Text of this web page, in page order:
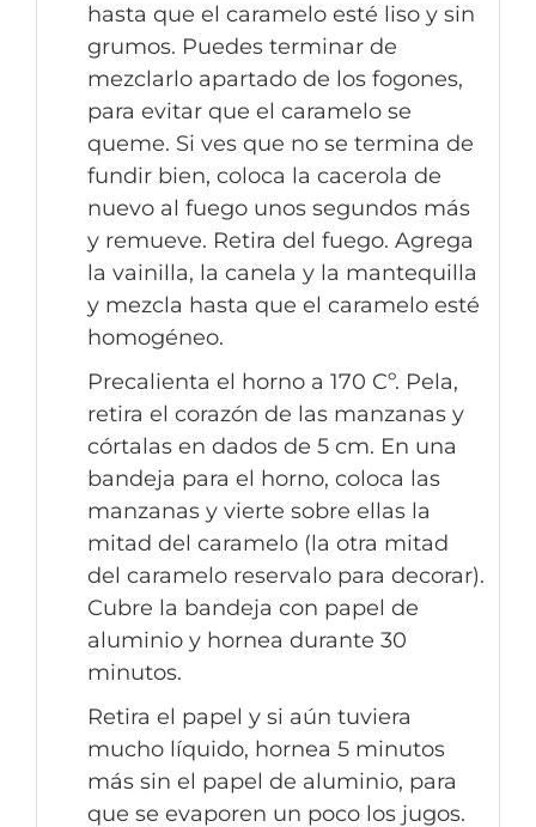
hasta que el caramelo esté liso y sin
grumos. Puedes terminar de
mezclarlo apartado de los fogones,
para evitar que el caramelo se
queme. Si ves que no se termina de
fundir bien, coloca la cacerola de
nuevo al fuego unos segundos más
y remueve. Retira del fuego. Agrega
la vainilla, la canela y la mantequilla
y mezcla hasta que el caramelo esté
homogéneo.
Precalienta el horno a 170 Cº. Pela,
retira el corazón de las manzanas y
córtalas en dados de 5 cm. En una
bandeja para el horno, coloca las
manzanas y vierte sobre ellas la
mitad del caramelo (la otra mitad
del caramelo reservalo para decorar).
Cubre la bandeja con papel de
aluminio y hornea durante 30
minutos.
Retira el papel y si aún tuviera
mucho líquido, hornea 5 minutos
más sin el papel de aluminio, para
que se evaporen un poco los jugos.